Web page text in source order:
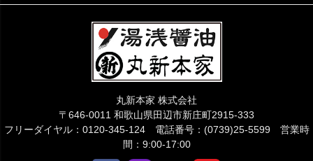
丸新本家 株式会社
〒646-0011 和歌山県田辺市新庄町2915-333
フリーダイヤル：0120-345-124 電話番号：(0739)25-5599 営業時
間：9:00-17:00